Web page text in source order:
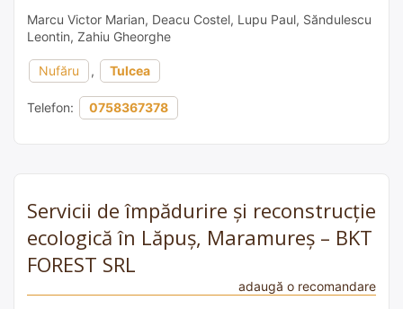
Marcu Victor Marian, Deacu Costel, Lupu Paul, Săndulescu
Leontin, Zahiu Gheorghe
Nufăru , Tulcea
Telefon: 0758367378
Servicii de împădurire și reconstrucție
ecologică în Lăpuș, Maramureș – BKT
FOREST SRL
adaugă o recomandare